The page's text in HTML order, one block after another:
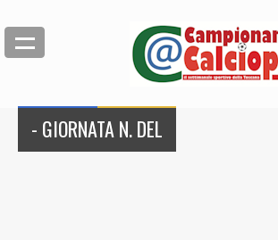
- GIORNATA N. DEL